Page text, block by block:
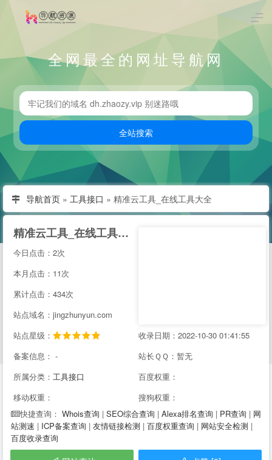
全网最全的网址导航网
导航首页 » 工具接口 » 精准云工具_在线工具大全
精准云工具_在线工具大全
今日点击：2次
本月点击：11次
累计点击：434次
站点域名：jingzhunyun.com
站点星级：
收录日期：2022-10-30 01:41:55
备案信息： -
站长ＱＱ：暂无
所属分类： 工具接口
百度权重：
移动权重：
搜狗权重：
快捷查询： Whois查询 | SEO综合查询 | Alexa排名查询 | PR查询 | 网
站测速 | ICP备案查询 | 友情链接检测 | 百度权重查询 | 网站安全检测 |
百度收录查询